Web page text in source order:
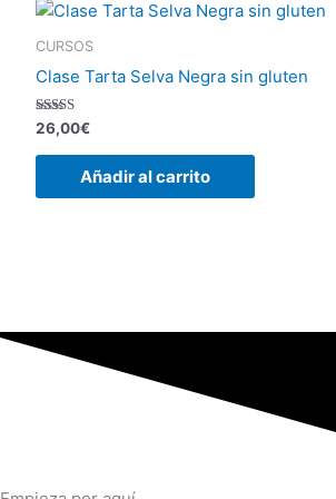
CURSOS
Clase Tarta Selva Negra sin gluten
Valorado
con
5.00
26,00€
Añadir al carrito